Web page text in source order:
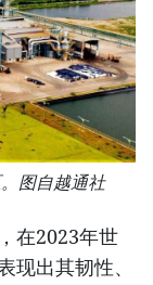
图自越通社
在2023年世
出其韧性、